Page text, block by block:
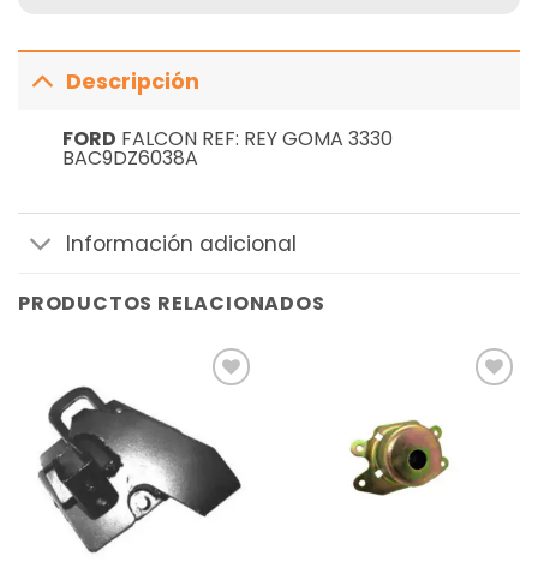
Descripción
FORD FALCON REF: REY GOMA 3330
BAC9DZ6038A
Información adicional
PRODUCTOS RELACIONADOS
lista de
deseos